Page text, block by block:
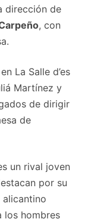
dirección de
, con
La Salle d’es
Martínez y
de dirigir
de
un rival joven
por su
los hombres